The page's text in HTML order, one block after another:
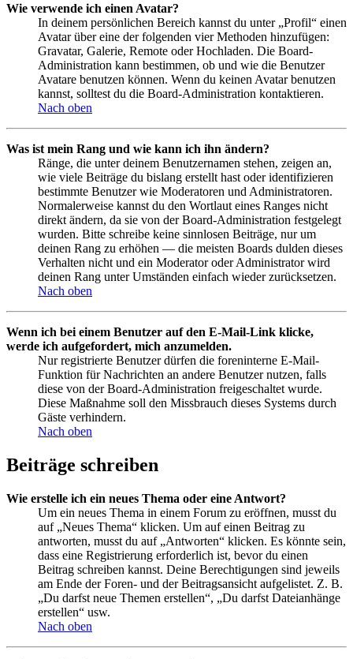
Wie verwende ich einen Avatar?
In deinem persönlichen Bereich kannst du unter „Profil“ einen
Avatar über eine der folgenden vier Methoden hinzufügen:
Gravatar, Galerie, Remote oder Hochladen. Die Board-
Administration kann bestimmen, ob und wie die Benutzer
Avatare benutzen können. Wenn du keinen Avatar benutzen
kannst, solltest du die Board-Administration kontaktieren.
Nach oben
Was ist mein Rang und wie kann ich ihn ändern?
Ränge, die unter deinem Benutzernamen stehen, zeigen an,
wie viele Beiträge du bislang erstellt hast oder identifizieren
bestimmte Benutzer wie Moderatoren und Administratoren.
Normalerweise kannst du den Wortlaut eines Ranges nicht
direkt ändern, da sie von der Board-Administration festgelegt
wurden. Bitte schreibe keine sinnlosen Beiträge, nur um
deinen Rang zu erhöhen — die meisten Boards dulden dieses
Verhalten nicht und ein Moderator oder Administrator wird
deinen Rang unter Umständen einfach wieder zurücksetzen.
Nach oben
Wenn ich bei einem Benutzer auf den E-Mail-Link klicke,
werde ich aufgefordert, mich anzumelden.
Nur registrierte Benutzer dürfen die foreninterne E-Mail-
Funktion für Nachrichten an andere Benutzer nutzen, falls
diese von der Board-Administration freigeschaltet wurde.
Diese Maßnahme soll den Missbrauch dieses Systems durch
Gäste verhindern.
Nach oben
Beiträge schreiben
Wie erstelle ich ein neues Thema oder eine Antwort?
Um ein neues Thema in einem Forum zu eröffnen, musst du
auf „Neues Thema“ klicken. Um auf einen Beitrag zu
antworten, musst du auf „Antworten“ klicken. Es könnte sein,
dass eine Registrierung erforderlich ist, bevor du einen
Beitrag schreiben kannst. Deine Berechtigungen sind jeweils
am Ende der Foren- und der Beitragsansicht aufgelistet. Z. B.
„Du darfst neue Themen erstellen“, „Du darfst Dateianhänge
erstellen“ usw.
Nach oben